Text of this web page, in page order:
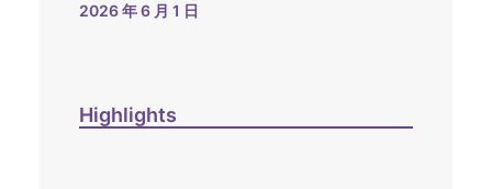
2026 年 6 月 1 日
Highlights